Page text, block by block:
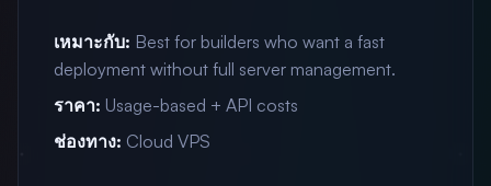
เหมาะกับ: Best for builders who want a fast
deployment without full server management.
ราคา: Usage-based + API costs
ช่องทาง: Cloud VPS